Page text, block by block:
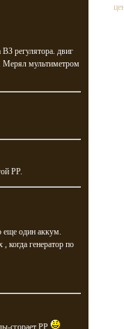
регулятора. двиг
Мерял мультиметром
РР.
еще один аккум.
когда генератор по
сгорает РР